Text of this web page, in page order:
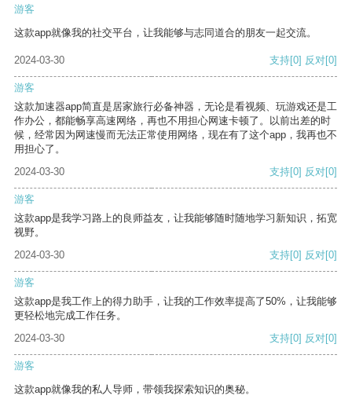
游客
这款app就像我的社交平台，让我能够与志同道合的朋友一起交流。
2024-03-30 支持[0] 反对[0]
游客
这款加速器app简直是居家旅行必备神器，无论是看视频、玩游戏还是工
作办公，都能畅享高速网络，再也不用担心网速卡顿了。以前出差的时
候，经常因为网速慢而无法正常使用网络，现在有了这个app，我再也不
用担心了。
2024-03-30
支持[0] 反对[0]
游客
这款app是我学习路上的良师益友，让我能够随时随地学习新知识，拓宽
视野。
2024-03-30
支持[0] 反对[0]
游客
这款app是我工作上的得力助手，让我的工作效率提高了50%，让我能够
更轻松地完成工作任务。
2024-03-30
支持[0] 反对[0]
游客
这款app就像我的私人导师，带领我探索知识的奥秘。